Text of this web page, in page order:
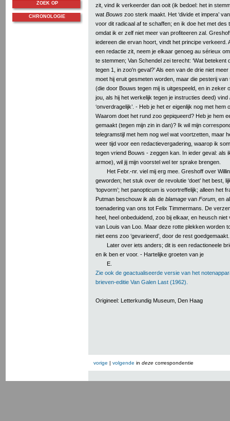
zit, vind ik verkeerder dan ooit (ik bedoel: het in
wat Bouws zoo sterk maakt. Het ‘divide et impera’
voor dit radicaal af te schaffen; en ik doe het met des
omdat ik er zelf niet meer van profiteeren zal.
iedereen die ervan hoort, vindt het principe verkeerd.
een redactie zit, neem je elkaar genoeg au sérieux
te stemmen; Van Schendel zei terecht: ‘Wat betekent
tegen 1, in zoo'n geval?’ Als een van de drie niet
moet hij eruit gesmeten worden, maar die pesterij van
(die door Bouws tegen mij is uitgespeeld, en in zeker
jou, als hij het werkelijk tegen je instructies deed) vind
‘onverdragelijk’. - Heb je het er eigenlijk nog met hem
Waarom doet het rund zoo gepiqueerd? Heb je hem
gemaakt (tegen mijn zin in dan)? Ik wil mijn
telegramstijl met hem nog wel wat voortzetten, maar
weer tijd voor een redactievergadering, waarop ik
tegen vriend Bouws - zeggen kan. In ieder geval: als
armoe), wil jij mijn voorstel wel ter sprake brengen.
Het Febr.-nr. viel mij erg mee. Greshoff over
geworden; het stuk over de revolutie ‘doet’ het best,
‘topvorm’; het panopticum is voortreffelijk; alleen het
Putman beschouw ik als de blamage van Forum , en
toenadering van ons tot Felix Timmermans. De
heel, heel onbeduidend, zoo bij elkaar, en heusch niet
van Louis van Loo. Maar deze rotte plekken worden
niet eens zoo ‘gevarieerd’, door de rest goedgemaakt.
Later over iets anders; dit is een redactioneele
en ik ben er voor. - Hartelijke groeten van je
E.
Zie ook de geactualiseerde versie van het
brieven-editie Van Galen Last (1962).
Origineel: Letterkundig Museum, Den Haag
vorige | volgende in deze correspondentie
ZOEK OP
CHRONOLOGIE